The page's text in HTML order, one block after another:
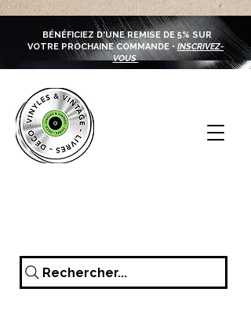
BÉNÉFICIEZ D'UNE REMISE DE 5% SUR
VOTRE PROCHAINE COMMANDE • INSCRIVEZ-
VOUS
Rechercher...